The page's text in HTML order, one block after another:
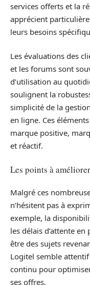
services offerts et la
apprécient
leurs besoins
Les évaluations des
et les forums sont
d’utilisation au
soulignent la
simplicité de la
en ligne. Ces
marque positive,
et réactif.
Les points à
Malgré ces
n’hésitent pas à
exemple, la
les délais d’attente
être des sujets
Logitel semble
continu pour
ses offres.